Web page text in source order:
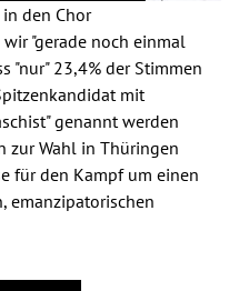
den Chor
"gerade noch einmal
"nur" 23,4% der Stimmen
mit
genannt werden
zur Wahl in Thüringen
für den Kampf um einen
emanzipatorischen